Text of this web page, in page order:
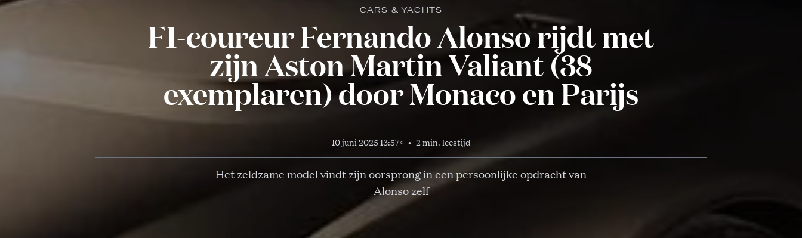
CARS & YACHTS
F1-coureur Fernando Alonso rijdt met
zijn Aston Martin Valiant (38
exemplaren) door Monaco en Parijs
10 juni 2025 13:57< • 2 min. leestijd
Het zeldzame model vindt zijn oorsprong in een persoonlijke opdracht van
Alonso zelf